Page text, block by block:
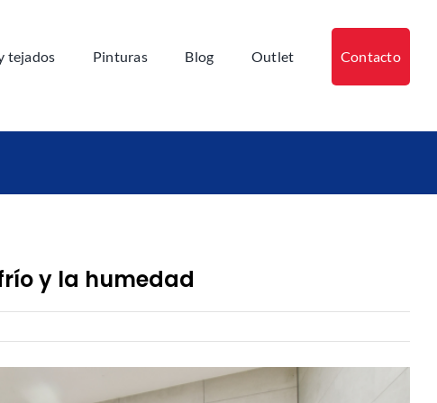
tejados Pinturas Blog Outlet Contacto
y la humedad